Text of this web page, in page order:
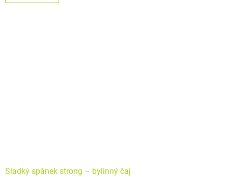
Sladký spánek strong –⁠⁠⁠⁠⁠ bylinný čaj